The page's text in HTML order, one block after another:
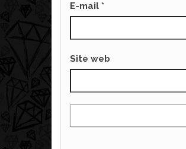
E-mail *
Site web